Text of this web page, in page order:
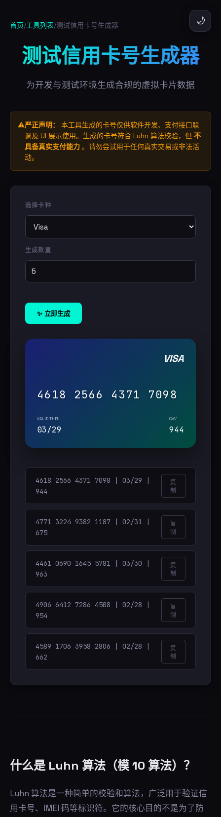
🌙
首页/工具列表/测试信用卡号生成器
测试信用卡号生成器
为开发与测试环境生成合规的虚拟卡片数据
⚠️严正声明：
本工具生成的卡号仅供软件开发、支付接口联
调及 UI 展示使用。生成的卡号符合 Luhn 算法校验，但 不
具备真实支付能力 。请勿尝试用于任何真实交易或非法活
动。
选择卡种
生成数量
✨ 立即生成
VISA
4618 2566 4371 7098
VALID THRU
03/29
CVV
944
4618 2566 4371 7098 | 03/29 |
944
复
制
4771 3224 9382 1187 | 02/31 |
675
复
制
4461 0690 1645 5781 | 03/30 |
963
复
制
4906 6412 7286 4508 | 02/28 |
954
复
制
4589 1706 3958 2806 | 02/28 |
662
复
制
什么是 Luhn 算法（模 10 算法）？
Luhn 算法是一种简单的校验和算法，广泛用于验证信
用卡号、IMEI 码等标识符。它的核心目的不是为了防